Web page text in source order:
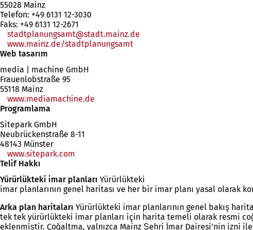
55028 Mainz
Telefon: +49 6131 12-3030
Faks: +49 6131 12-2671
stadtplanungsamt
stadt.mainz de
www.mainz.de/stadtplanungsamt
Web tasarım
media | machine GmbH
Frauenlobstraße 95
55118 Mainz
www.mediamachine.de
Programlama
Sitepark GmbH
Neubrückenstraße 8-11
48143 Münster
www.sitepark.com
sekmede
açılır)
Telif Hakkı
Yürürlükteki imar planları Yürürlükteki
imar planlarının genel haritası ve her bir imar planı yasal olarak
Arka plan haritaları Yürürlükteki imar planlarının genel bakış
tek tek yürürlükteki imar planları için harita temeli olarak resmi
eklenmiştir. Çoğaltma, yalnızca Mainz Şehri İmar Dairesi'nin izni